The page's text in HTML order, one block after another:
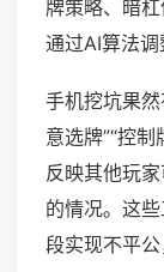
牌策略、暗
通过AI算法调
手机挖坑果
意选牌”“控
反映其他玩
的情况。这
段实现不平公